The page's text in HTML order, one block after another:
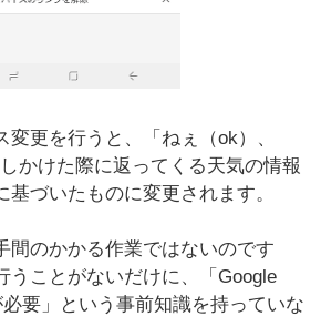
変更を行うと、「ねぇ（ok）、
かけた際に返ってくる天気の情報
基づいたものに変更されます。
間のかかる作業ではないのです
うことがないだけに、「Google
要」という事前知識を持っていな